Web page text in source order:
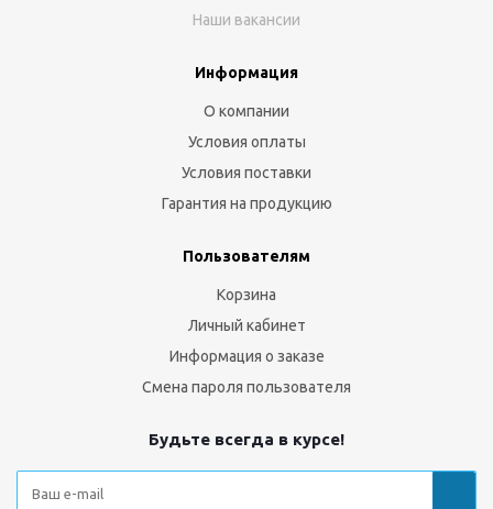
Наши вакансии
Информация
О компании
Условия оплаты
Условия поставки
Гарантия на продукцию
Пользователям
Корзина
Личный кабинет
Информация о заказе
Смена пароля пользователя
Будьте всегда в курсе!